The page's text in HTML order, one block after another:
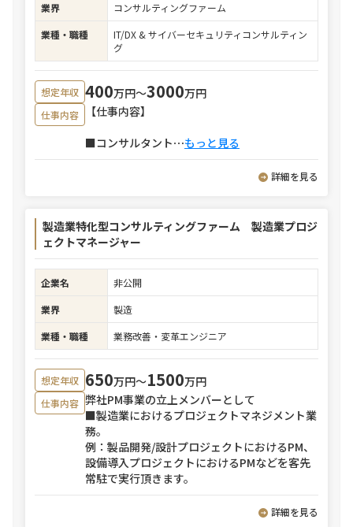
業界
コンサルティングファーム
業種・職種
IT/DX & サイバーセキュリティコンサルティン
グ
想定年収 400万円〜3000万円
仕事内容
【仕事内容】
■コンサルタント⋯もっと見る
詳細を見る
製造業特化型コンサルティングファーム 製造業プロジ
ェクトマネージャー
企業名
非公開
業界
製造
業種・職種
業務改善・変革エンジニア
想定年収 650万円〜1500万円
仕事内容 弊社PM事業の立上メンバーとして
■製造業におけるプロジェクトマネジメント業
務。
例：製品開発/設計プロジェクトにおけるPM、
設備導入プロジェクトにおけるPMなどを客先
常駐で実行頂きます。
詳細を見る